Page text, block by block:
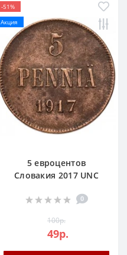
-51%
Акция
5 евроцентов
Словакия 2017 UNC
0
100р.
49р.